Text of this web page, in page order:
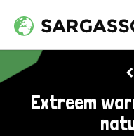
Extreem